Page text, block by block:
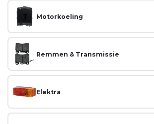
Motorkoeling
Remmen & Transmissie
Elektra